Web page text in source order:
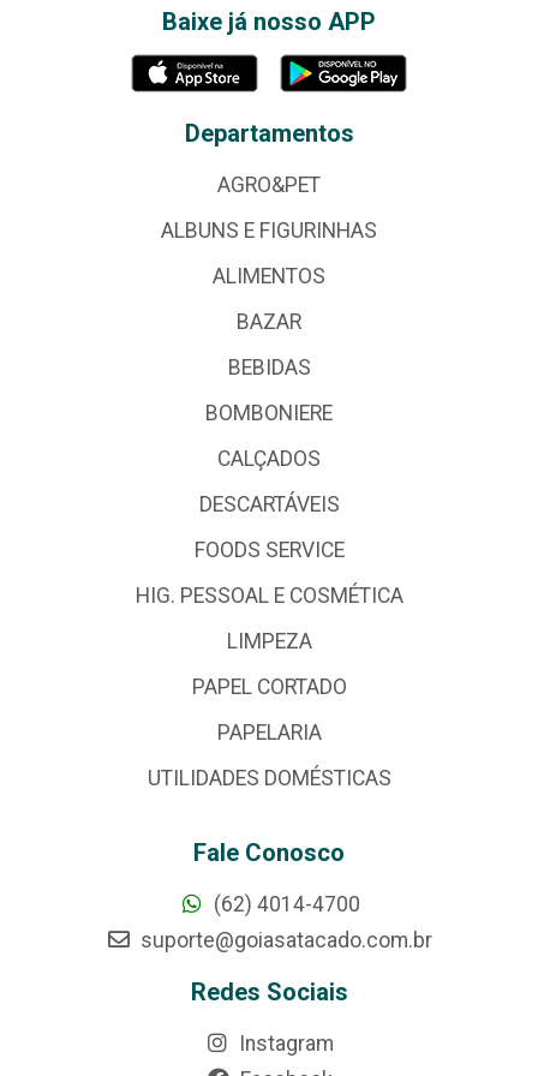
Baixe já nosso APP
Departamentos
AGRO&PET
ALBUNS E FIGURINHAS
ALIMENTOS
BAZAR
BEBIDAS
BOMBONIERE
CALÇADOS
DESCARTÁVEIS
FOODS SERVICE
HIG. PESSOAL E COSMÉTICA
LIMPEZA
PAPEL CORTADO
PAPELARIA
UTILIDADES DOMÉSTICAS
Fale Conosco
(62) 4014-4700
suporte@goiasatacado.com.br
Redes Sociais
Instagram